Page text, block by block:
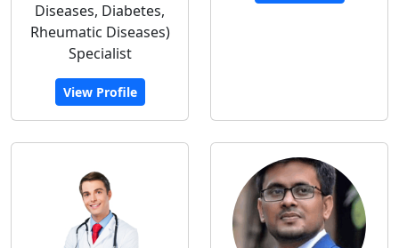
Diseases, Diabetes,
Rheumatic Diseases)
Specialist
View Profile